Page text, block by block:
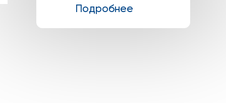
Подробнее